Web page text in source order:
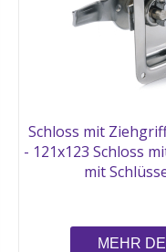
Schloss mit
- 121x123 Schloss
mit
MEHR